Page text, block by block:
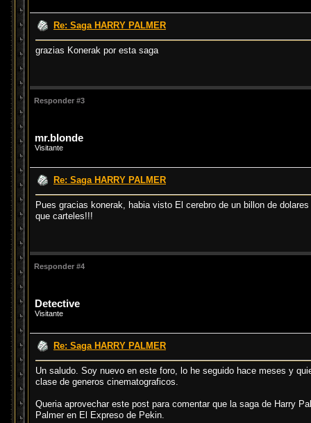
Re: Saga HARRY PALMER
grazias Konerak por esta saga
Responder #3
mr.blonde
Visitante
Re: Saga HARRY PALMER
Pues gracias konerak, habia visto El cerebro de un billon de
que carteles!!!
Responder #4
Detective
Visitante
Re: Saga HARRY PALMER
Un saludo. Soy nuevo en este foro, lo he seguido hace meses y
clase de generos cinematograficos.
Queria aprovechar este post para comentar que la saga de Harry
Palmer en El Expreso de Pekin.